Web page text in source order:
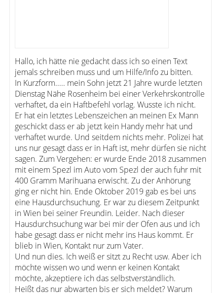
Hallo, ich hätte nie gedacht dass ich so einen Text
jemals schreiben muss und um Hilfe/Info zu bitten.
In Kurzform..... mein Sohn jetzt 21 Jahre wurde letzten
Dienstag Nähe Rosenheim bei einer Verkehrskontrolle
verhaftet, da ein Haftbefehl vorlag. Wusste ich nicht.
Er hat ein letztes Lebenszeichen an meinen Ex Mann
geschickt dass er ab jetzt kein Handy mehr hat und
verhaftet wurde. Und seitdem nichts mehr. Polizei hat
uns nur gesagt dass er in Haft ist, mehr dürfen sie nicht
sagen. Zum Vergehen: er wurde Ende 2018 zusammen
mit einem Spezl im Auto vom Spezl der auch fuhr mit
400 Gramm Marihuana erwischt. Zu der Anhörung
ging er nicht hin. Ende Oktober 2019 gab es bei uns
eine Hausdurchsuchung. Er war zu diesem Zeitpunkt
in Wien bei seiner Freundin. Leider. Nach dieser
Hausdurchsuchung war bei mir der Ofen aus und ich
habe gesagt dass er nicht mehr ins Haus kommt. Er
blieb in Wien, Kontakt nur zum Vater.
Und nun dies. Ich weiß er sitzt zu Recht usw. Aber ich
möchte wissen wo und wenn er keinen Kontakt
möchte, akzeptiere ich das selbstverständlich.
Heißt das nur abwarten bis er sich meldet? Warum